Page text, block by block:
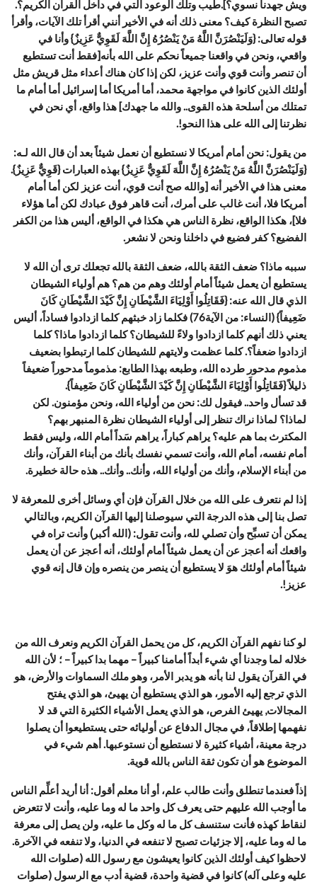
ويش جهدنا نسوي؟].طيب وتلك الوعود التي في داخل القرآن الكريم؟.
تصبح النظرة كيف؟ معنى ذلك أنه في الأخير أنني أقرأ تلك الآيات، وأقرأ
قوله تعالى: {وَلَيَنْصُرَنَّ اللَّهُ مَنْ يَنْصُرُهُ إِنَّ اللَّهَ لَقَوِيٌّ عَزِيزٌ} وأنا في
واقعي، ونحن في واقعنا جميعاً نحكم على الله بأنه[فقط أنت تستطيع
أن تنصر وأنت قوي وأنت عزيز، لكن إذا كان هناك أعداء مثل قريش مثل
أولئك الذين كانوا في مواجهة محمد، أما أمريكا أما إسرائيل أما أمام ما
تمتلك من أسلحة هذه القوى.. والله ما جهدك] هذا واقع، أي نحن في
نظرتنا إلى الله على هذا النحو!.
من يقول: نحن أمام أمريكا لا نستطيع أن نعمل شيئاً بعد أن قال الله لـه:
{وَلَيَنْصُرَنَّ اللَّهُ مَنْ يَنْصُرُهُ إِنَّ اللَّهَ لَقَوِيٌّ عَزِيزٌ} بهذه العبارات {قَوِيٌّ عَزِيزٌ}.
معنى هذا في الأخير أنه [والله صح أنت قوي، أنت عزيز لكن أما أمام
أمريكا فلا، أنت غالب على أمرك، أنت قاهر فوق عبادك لكن أما هؤلاء
فلا]، هكذا الواقع، نظرة الناس هي هكذا في الواقع، أليس هذا من الكفر
الفضيع؟ كفر فضيع في داخلنا ونحن لا نشعر.
سببه ماذا؟ ضعف الثقة بالله، ضعف الثقة بالله تجعلك ترى أن الله لا
يستطيع أن يعمل شيئاً أمام أولئك وهم من هم؟ هم أولياء الشيطان
الذي قال الله عنه: {فَقَاتِلُوا أَوْلِيَاءَ الشَّيْطَانِ إِنَّ كَيْدَ الشَّيْطَانِ كَانَ
ضَعِيفاً} (النساء: من الآية76) فكلما زاد خبثهم كلما ازدادوا فساداً، أليس
يعني ذلك أنهم كلما ازدادوا ولاءً للشيطان؟ كلما ازدادوا ماذا؟ كلما
ازدادوا ضعفاً؟. كلما عظمت ولايتهم للشيطان كلما ارتبطوا بضعيف
مذموم مدحور طرده الله، وطبعه بهذا الطابع: مذموماً مدحوراً ضعيفاً
ذليلاً {فَقَاتِلُوا أَوْلِيَاءَ الشَّيْطَانِ إِنَّ كَيْدَ الشَّيْطَانِ كَانَ ضَعِيفاً}.
قد تسأل واحد.. فيقول لك: نحن من أولياء الله، ونحن مؤمنون. لكن
لماذا؟ لماذا نراك تنظر إلى أولياء الشيطان نظرة المنبهر بهم؟
المكترث بما هم عليه؟ يراهم كباراً، يراهم سَداً أمام الله، وليس فقط
أمام نفسه، أمام الله، وأنت تسمي نفسك بأنك من أبناء القرآن، وأنك
من أبناء الإسلام، وأنك من أولياء الله، وأنك.. وأنك.. هذه حالة خطيرة.
إذا لم نتعرف على الله من خلال القرآن فإن أي وسائل أخرى للمعرفة لا
تصل بنا إلى هذه الدرجة التي سيوصلنا إليها القرآن الكريم، وبالتالي
يمكن أن تسبِّح وأن تصلي لله، وأنت تقول: (الله أكبر) وأنت تراه في
واقعك أنه أعجز عن أن يعمل شيئاً أمام أولئك، أنه أعجز عن أن يعمل
شيئاً أمام أولئك هوَ لا يستطيع أن ينصر من ينصره وإن قال إنه قوي
عزيز!.
لو كنا نفهم القرآن الكريم، كل من يحمل القرآن الكريم ونعرف الله من
خلاله لما وجدنا أي شيء أبداً أمامنا كبيراً – مهما بدا كبيراً – ؛ لأن الله
في القرآن يقول لنا بأنه هو يدبر الأمر، وهو ملك السماوات والأرض، هو
الذي ترجع إليه الأمور، هو الذي يستطيع أن يهيئ، هو الذي يفتح
المجالات, يهيئ الفرص، هو الذي يعمل الأشياء الكثيرة التي قد لا
نفهمها إطلاقاً، في مجال الدفاع عن أوليائه حتى يستطيعوا أن يصلوا
درجة معينة، أشياء كثيرة لا نستطيع أن نستوعبها. أهم شيء في
الموضوع هو أن تكون ثقة الناس بالله قوية.
إذاً فعندما تنطلق وأنت طالب علم، أو أنا معلم أقول: أنا أريد أعلِّم الناس
ما أوجب الله عليهم حتى يعرف كل واحد ما له وما عليه، وأنت لا تتعرض
لنقاط كهذه فأنت ستنسف كل ما له وكل ما عليه، ولن يصل إلى معرفة
ما له وما عليه، إلا جزئيات تصبح لا تنفعه في الدنيا، ولا تنفعه في الآخرة.
لاحظوا كيف أولئك الذين كانوا يعيشون مع رسول الله (صلوات الله
عليه وعلى آله) كانوا في قضية واحدة، قضية أدب مع الرسول (صلوات